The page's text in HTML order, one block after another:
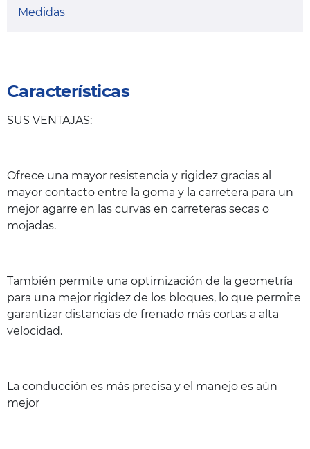
Medidas
Características
SUS VENTAJAS:
Ofrece una mayor resistencia y rigidez gracias al
mayor contacto entre la goma y la carretera para un
mejor agarre en las curvas en carreteras secas o
mojadas.
También permite una optimización de la geometría
para una mejor rigidez de los bloques, lo que permite
garantizar distancias de frenado más cortas a alta
velocidad.
La conducción es más precisa y el manejo es aún
mejor